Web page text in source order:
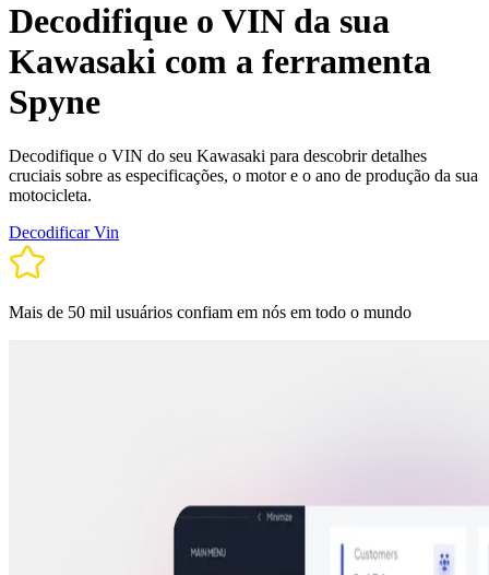
Decodifique o VIN da sua
Kawasaki com a ferramenta
Spyne
Decodifique o VIN do seu Kawasaki para descobrir detalhes
cruciais sobre as especificações, o motor e o ano de produção da sua
motocicleta.
Decodificar Vin
Mais de 50 mil usuários confiam em nós em todo o mundo